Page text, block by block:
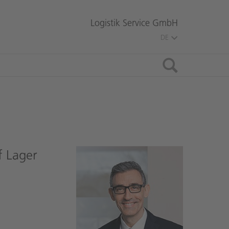
Logistik Service GmbH
DE
Suche
Lager